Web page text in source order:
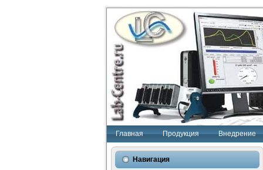
Главная Продукция Внедрение
Навигация